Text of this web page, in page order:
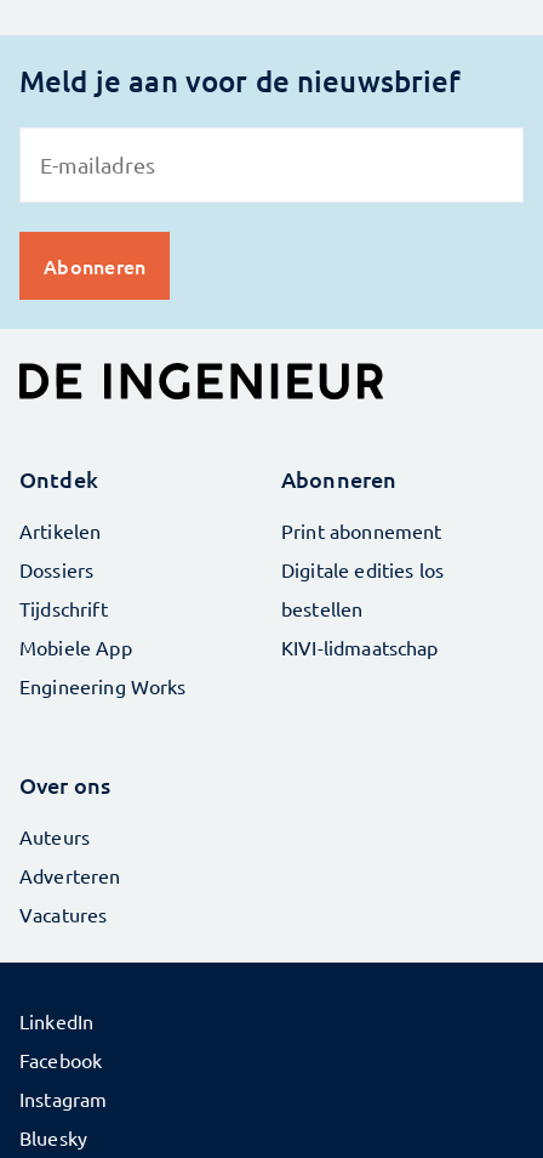
Meld je aan voor de nieuwsbrief
Ontdek
Artikelen
Dossiers
Tijdschrift
Mobiele App
Engineering Works
Abonneren
Print abonnement
Digitale edities los
bestellen
KIVI-lidmaatschap
Over ons
Auteurs
Adverteren
Vacatures
LinkedIn
Facebook
Instagram
Bluesky